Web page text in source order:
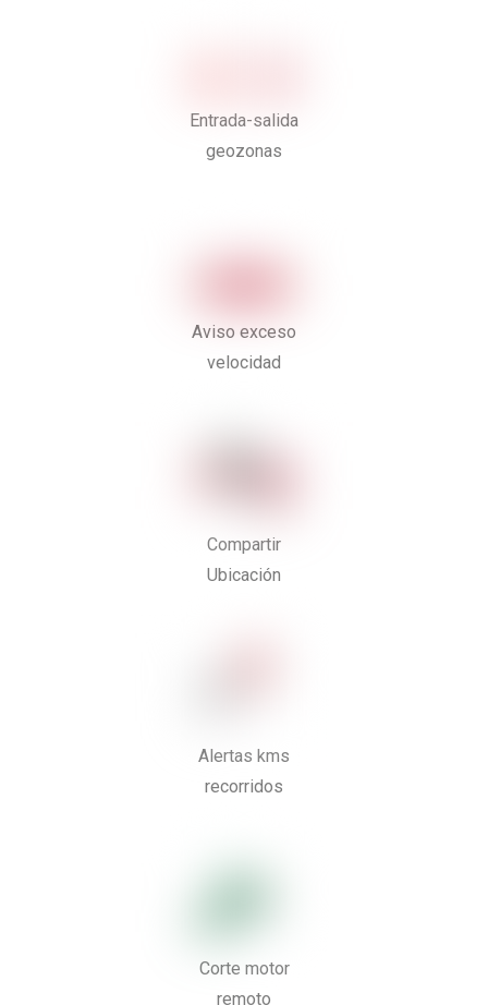
Entrada-salida
geozonas
Aviso exceso
velocidad
Compartir
Ubicación
Alertas kms
recorridos
Corte motor
remoto